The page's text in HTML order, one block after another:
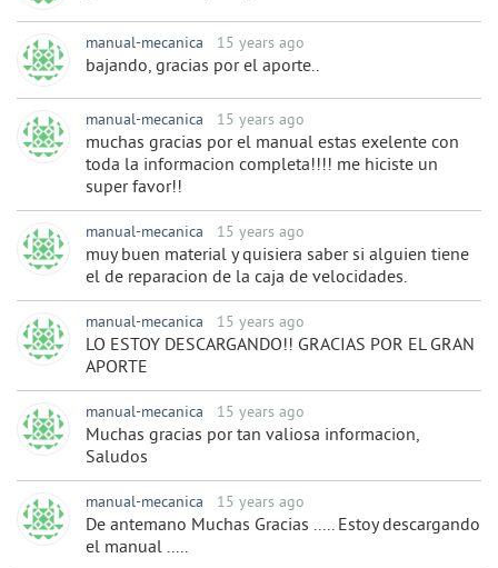
manual-mecanica 15 years ago
bajando, gracias por el aporte..
manual-mecanica 15 years ago
muchas gracias por el manual estas exelente con
toda la informacion completa!!!! me hiciste un
super favor!!
manual-mecanica 15 years ago
muy buen material y quisiera saber si alguien tiene
el de reparacion de la caja de velocidades.
manual-mecanica 15 years ago
LO ESTOY DESCARGANDO!! GRACIAS POR EL GRAN
APORTE
manual-mecanica 15 years ago
Muchas gracias por tan valiosa informacion,
Saludos
manual-mecanica 15 years ago
De antemano Muchas Gracias ..... Estoy descargando
el manual .....